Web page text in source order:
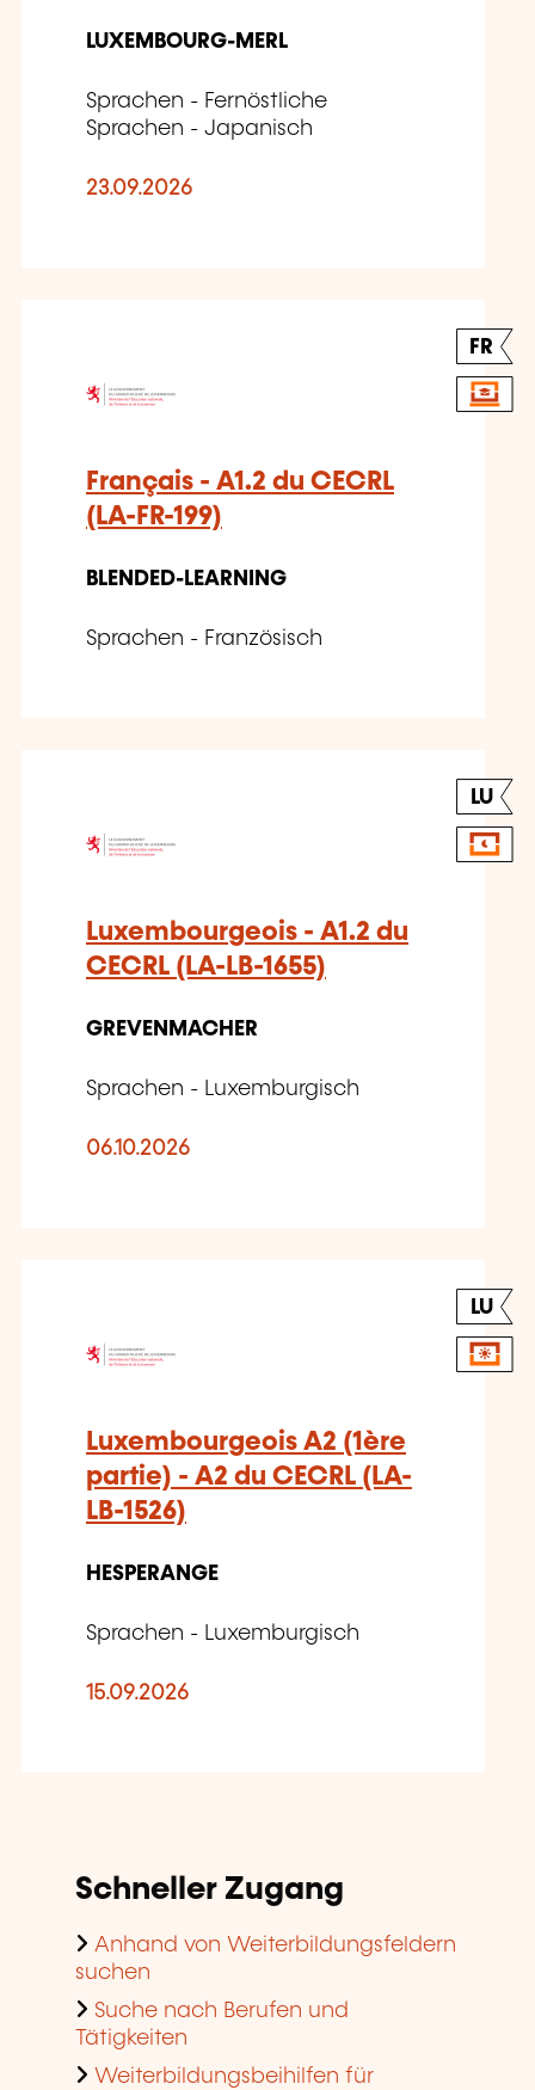
LUXEMBOURG-MERL
Sprachen - Fernöstliche
Sprachen - Japanisch
23.09.2026
FR
Français - A1.2 du CECRL
(LA-FR-199)
BLENDED-LEARNING
Sprachen - Französisch
LU
Luxembourgeois - A1.2 du
CECRL (LA-LB-1655)
GREVENMACHER
Sprachen - Luxemburgisch
06.10.2026
LU
Luxembourgeois A2 (1ère
partie) - A2 du CECRL (LA-
LB-1526)
HESPERANGE
Sprachen - Luxemburgisch
15.09.2026
Schneller Zugang
Anhand von Weiterbildungsfeldern
suchen
Suche nach Berufen und
Tätigkeiten
Weiterbildungsbeihilfen für